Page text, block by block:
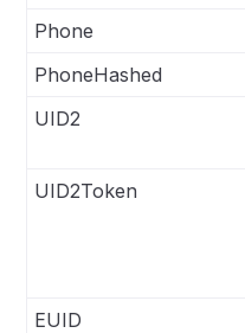
Phone
PhoneHashed
UID2
UID2Token
EUID